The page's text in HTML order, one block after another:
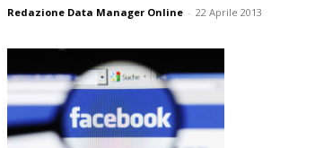
Redazione Data Manager Online - 22 Aprile 2013